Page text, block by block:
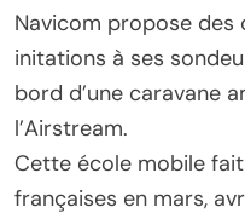
Navicom propose des
initations à ses
bord d’une caravane
l’Airstream.
Cette école mobile
françaises en mars,